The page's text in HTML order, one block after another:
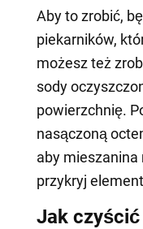
Aby to zrobić,
piekarników,
możesz też
sody
powierzchnię.
nasączoną
aby mieszanina
przykryj
Jak